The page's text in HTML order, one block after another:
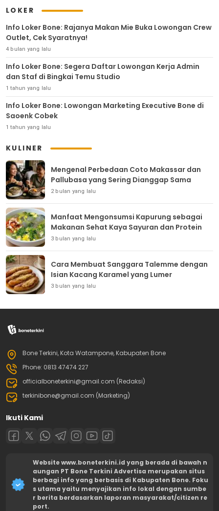
LOKER
Info Loker Bone: Rajanya Makan Mie Buka Lowongan Crew
Outlet, Cek Syaratnya!
4 bulan yang lalu
Info Loker Bone: Segera Daftar Lowongan Kerja Admin
dan Staf di Bingkai Temu Studio
1 tahun yang lalu
Info Loker Bone: Lowongan Marketing Executive Bone di
Saoenk Cobek
1 tahun yang lalu
KULINER
Mengenal Perbedaan Coto Makassar dan
Pallubasa yang Sering Dianggap Sama
2 bulan yang lalu
Manfaat Mengonsumsi Kapurung sebagai
Makanan Sehat Kaya Sayuran dan Protein
3 bulan yang lalu
Cara Membuat Sanggara Talemme dengan
Isian Kacang Karamel yang Lumer
3 bulan yang lalu
Bone Terkini, Kota Watampone, Kabupaten Bone
Phone: 0813 47474 227
officialboneterkini@gmail.com (Redaksi)
terkinibone@gmail.com (Marketing)
Ikuti Kami
Website www.boneterkini.id yang berada di bawah n
aungan PT Bone Terkini Advertisa merupakan situs
berbagi info yang berbasis di Kabupaten Bone. Foku
s utama yaitu menyajikan info lokal dengan sumbe
r berita berdasarkan laporan masyarakat/citizen re
port.